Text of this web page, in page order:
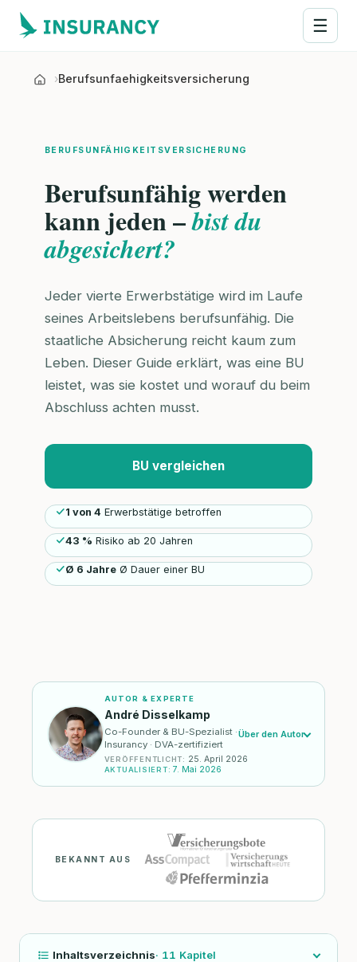
☰
Berufsunfaehigkeitsversicherung
BERUFSUNFÄHIGKEITSVERSICHERUNG
Berufsunfähig werden
kann jeden –bist du
abgesichert?
Jeder vierte Erwerbstätige wird im Laufe
seines Arbeitslebens berufsunfähig. Die
staatliche Absicherung reicht kaum zum
Leben. Dieser Guide erklärt, was eine BU
leistet, was sie kostet und worauf du beim
Abschluss achten musst.
BU vergleichen
1 von 4 Erwerbstätige betroffen
43 % Risiko ab 20 Jahren
Ø 6 Jahre Ø Dauer einer BU
AUTOR & EXPERTE
André Disselkamp
Co-Founder & BU-Spezialist ·
Insurancy · DVA-zertifiziert
VERÖFFENTLICHT: 25. April 2026
AKTUALISIERT: 7. Mai 2026
Über den Autor
BEKANNT AUS
Inhaltsverzeichnis· 11 Kapitel